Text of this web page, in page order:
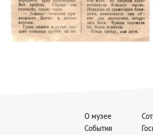
О музее
События